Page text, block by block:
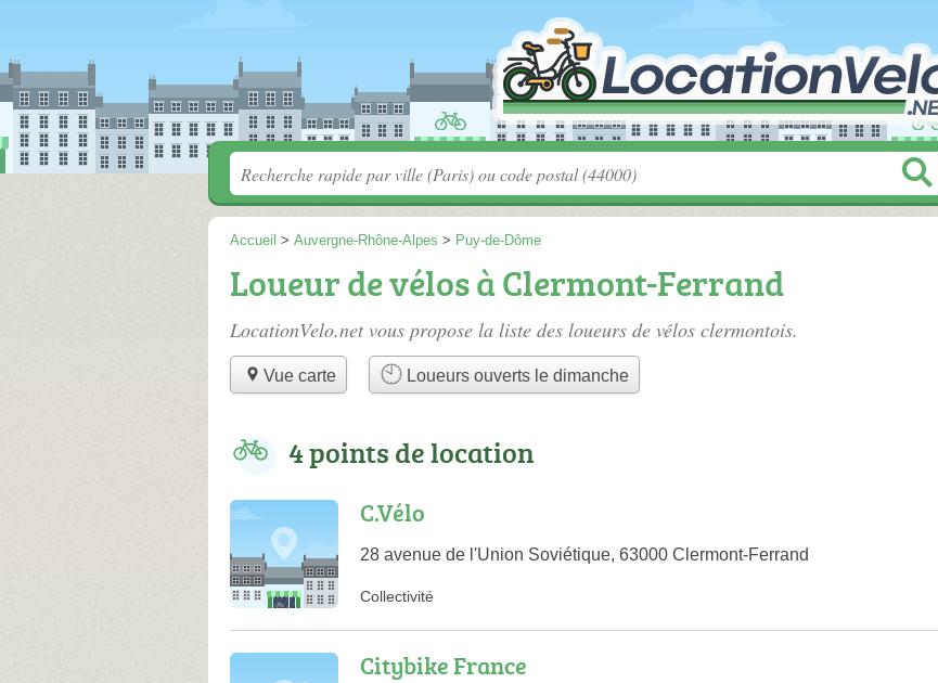
Accueil > Auvergne-Rhône-Alpes > Puy-de-Dôme
Loueur de vélos à Clermont-Ferrand
LocationVelo.net vous propose la liste des loueurs de vélos clermontois.
Vue carte Loueurs ouverts le dimanche
4 points de location
C.Vélo
28 avenue de l'Union Soviétique, 63000 Clermont-Ferrand
Collectivité
Citybike France